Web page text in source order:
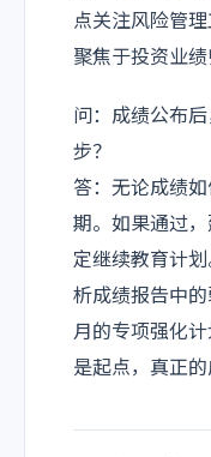
点关注风险管
聚焦于投资业绩
问：成绩公布
步？
答：无论成绩
期。如果通过
定继续教育计
析成绩报告中
月的专项强化
是起点，真正